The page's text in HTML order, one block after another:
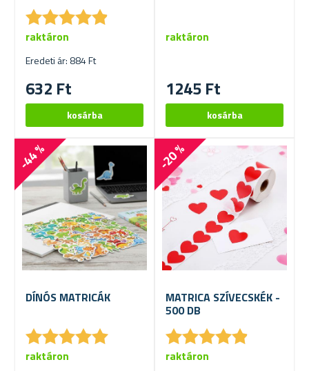
★★★★★
★★★★★
Eredeti ár: 884 Ft
632 Ft
raktáron
1245 Ft
raktáron
-44 %
DÍNÓS MATRICÁK
★★★★★
★★★★★
raktáron
-20 %
MATRICA SZÍVECSKÉK -
500 DB
★★★★★
★★★★★
raktáron